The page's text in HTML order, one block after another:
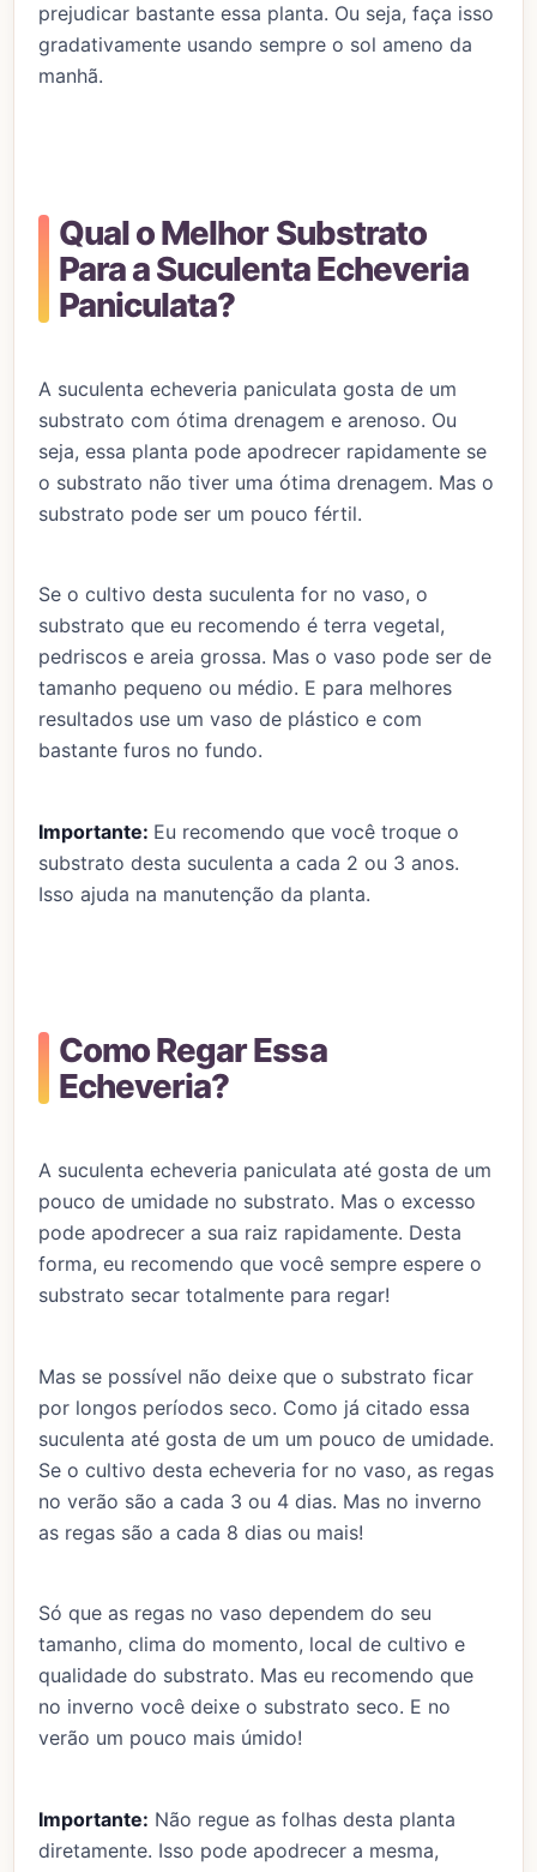
prejudicar bastante essa planta. Ou seja, faça isso
gradativamente usando sempre o sol ameno da
manhã.
Qual o Melhor Substrato
Para a Suculenta Echeveria
Paniculata?
A suculenta echeveria paniculata gosta de um
substrato com ótima drenagem e arenoso. Ou
seja, essa planta pode apodrecer rapidamente se
o substrato não tiver uma ótima drenagem. Mas o
substrato pode ser um pouco fértil.
Se o cultivo desta suculenta for no vaso, o
substrato que eu recomendo é terra vegetal,
pedriscos e areia grossa. Mas o vaso pode ser de
tamanho pequeno ou médio. E para melhores
resultados use um vaso de plástico e com
bastante furos no fundo.
Importante: Eu recomendo que você troque o
substrato desta suculenta a cada 2 ou 3 anos.
Isso ajuda na manutenção da planta.
Como Regar Essa
Echeveria?
A suculenta echeveria paniculata até gosta de um
pouco de umidade no substrato. Mas o excesso
pode apodrecer a sua raiz rapidamente. Desta
forma, eu recomendo que você sempre espere o
substrato secar totalmente para regar!
Mas se possível não deixe que o substrato ficar
por longos períodos seco. Como já citado essa
suculenta até gosta de um um pouco de umidade.
Se o cultivo desta echeveria for no vaso, as regas
no verão são a cada 3 ou 4 dias. Mas no inverno
as regas são a cada 8 dias ou mais!
Só que as regas no vaso dependem do seu
tamanho, clima do momento, local de cultivo e
qualidade do substrato. Mas eu recomendo que
no inverno você deixe o substrato seco. E no
verão um pouco mais úmido!
Importante: Não regue as folhas desta planta
diretamente. Isso pode apodrecer a mesma,